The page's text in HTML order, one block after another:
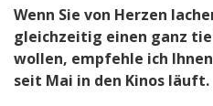
Wenn Sie von Herzen
gleichzeitig einen ganz
wollen, empfehle ich
seit Mai in den Kinos läuft.